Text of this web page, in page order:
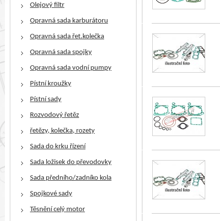
Olejový filtr
Opravná sada karburátoru
Opravná sada řet.kolečka
Opravná sada spojky
Opravná sada vodní pumpy
Pístní kroužky
Pístní sady
Rozvodový řetěz
řetězy, kolečka, rozety
Sada do krku řízení
Sada ložisek do převodovky
Sada předního/zadníko kola
Spojkové sady
Těsnění celý motor